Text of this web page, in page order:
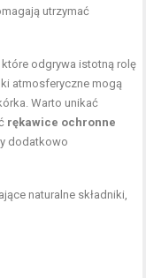
utrzymać
odgrywa istotną rolę
atmosferyczne mogą
Warto unikać
rękawice ochronne
dodatkowo
naturalne składniki,